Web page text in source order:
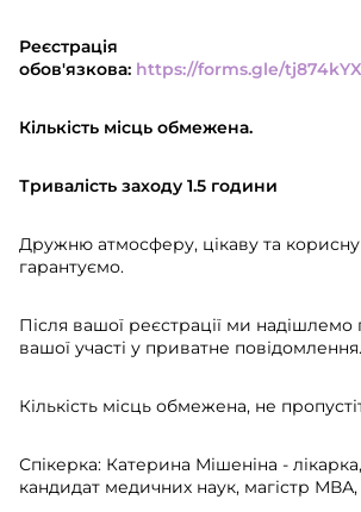
Реєстрація
обов'язкова: https://forms.gle/
Кількість місць обмежена.
Тривалість заходу 1.5 години
Дружню атмосферу, цікаву та
гарантуємо.
Після вашої реєстрації ми надішлемо
вашої участі у приватне повідомлення.
Кількість місць обмежена, не
Спікерка: Катерина Мішеніна - лікарка,
кандидат медичних наук, магістр